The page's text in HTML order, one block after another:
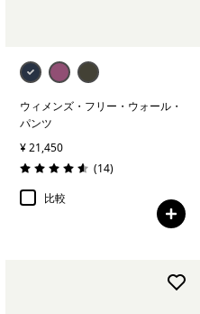
ウィメンズ・フリー・ウォール・
パンツ
¥ 21,450
評価: 4.6 / 5
(14レビュー
)
比較